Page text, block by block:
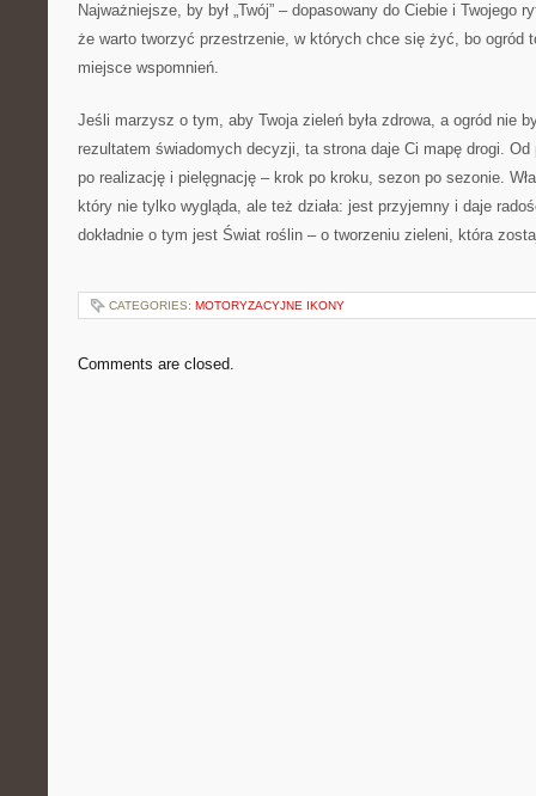
Najważniejsze, by był „Twój” – dopasowany do Ciebie i Twojego
że warto tworzyć przestrzenie, w których chce się żyć, bo ogród
miejsce wspomnień.
Jeśli marzysz o tym, aby Twoja zieleń była zdrowa, a ogród nie
rezultatem świadomych decyzji, ta strona daje Ci mapę drogi.
po realizację i pielęgnację – krok po kroku, sezon po sezonie.
który nie tylko wygląda, ale też działa: jest przyjemny i daje
dokładnie o tym jest Świat roślin – o tworzeniu zieleni, która
CATEGORIES: MOTORYZACYJNE IKONY
Comments are closed.